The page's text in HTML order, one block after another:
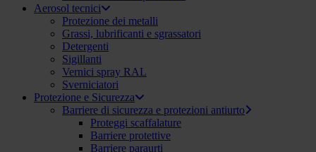
Aerosol tecnici
Protezione dei metalli
Grassi, lubrificanti e sgrassatori
Detergenti
Sigillanti
Vernici spray RAL
Sverniciatori
Protezione e Sicurezza
Barriere di sicurezza e protezioni antiurto
Proteggi scaffalature
Barriere protettive
Barriere paraurti